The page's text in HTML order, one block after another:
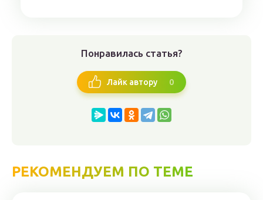
Понравилась статья?
Лайк автору 0
РЕКОМЕНДУЕМ ПО ТЕМЕ